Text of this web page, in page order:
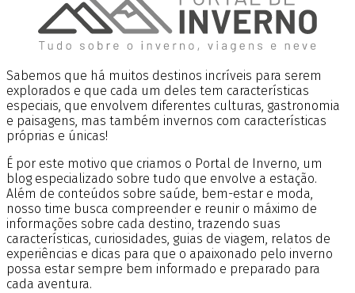
Sabemos que há muitos destinos incríveis para serem
explorados e que cada um deles tem características
especiais, que envolvem diferentes culturas, gastronomia
e paisagens, mas também invernos com características
próprias e únicas!
É por este motivo que criamos o Portal de Inverno, um
blog especializado sobre tudo que envolve a estação.
Além de conteúdos sobre saúde, bem-estar e moda,
nosso time busca compreender e reunir o máximo de
informações sobre cada destino, trazendo suas
características, curiosidades, guias de viagem, relatos de
experiências e dicas para que o apaixonado pelo inverno
possa estar sempre bem informado e preparado para
cada aventura.